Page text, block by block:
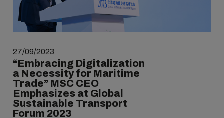
27/09/2023
“Embracing Digitalization
a Necessity for Maritime
Trade” MSC CEO
Emphasizes at Global
Sustainable Transport
Forum 2023